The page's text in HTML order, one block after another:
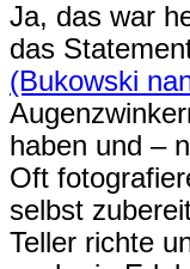
Ja, das war
das
(Bukowski
haben und –
Oft
selbst
Teller richte